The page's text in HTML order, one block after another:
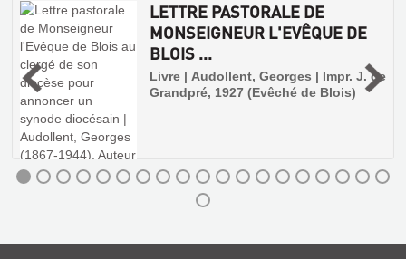
LETTRE PASTORALE DE
MONSEIGNEUR L'EVÊQUE DE
BLOIS ...
Livre | Audollent, Georges | Impr. J. de
Grandpré, 1927 (Evêché de Blois)